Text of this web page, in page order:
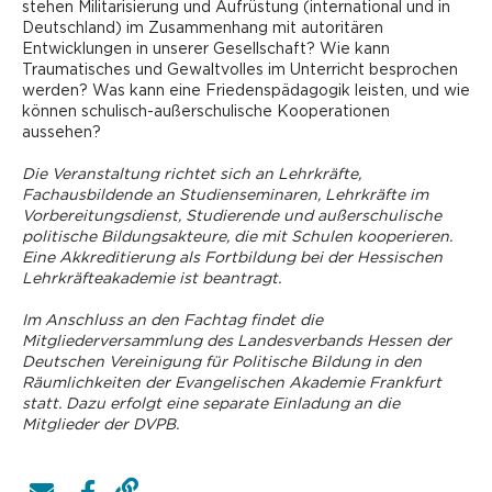
stehen Militarisierung und Aufrüstung (international und in
Deutschland) im Zusammenhang mit autoritären
Entwicklungen in unserer Gesellschaft? Wie kann
Traumatisches und Gewaltvolles im Unterricht besprochen
werden? Was kann eine Friedenspädagogik leisten, und wie
können schulisch-außerschulische Kooperationen
aussehen?
Die Veranstaltung richtet sich an Lehrkräfte,
Fachausbildende an Studienseminaren, Lehrkräfte im
Vorbereitungsdienst, ­Studierende und außerschulische
politische Bildungsakteure, die mit Schulen kooperieren.
Eine Akkreditierung als Fortbildung bei der Hessischen
Lehrkräfteakademie ist beantragt.
Im Anschluss an den Fachtag findet die
Mitgliederversammlung des Landesverbands Hessen der
Deutschen Vereinigung für Politische Bildung in den
Räumlichkeiten der Evangelischen Akademie Frankfurt
statt. Dazu erfolgt eine separate Einladung an die
Mitglieder der DVPB.